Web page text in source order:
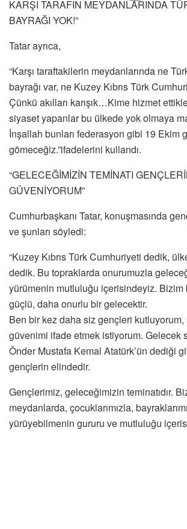
KARŞI TARAFIN MEYDANLARINDA
BAYRAĞI YOK!”
Tatar ayrıca,
“Karşı taraftakilerin meydanlarında ne
bayrağı var, ne Kuzey Kıbrıs Türk
Çünkü akılları karışık…Kime hizmet
siyaset yapanlar bu ülkede yok olmaya
İnşallah bunları federasyon gibi 19 Ekim
gömeceğiz.”ifadelerini kullandı.
“GELECEĞİMİZİN TEMİNATI
GÜVENİYORUM”
Cumhurbaşkanı Tatar, konuşmasında
ve şunları söyledi:
“Kuzey Kıbrıs Türk Cumhuriyeti dedik,
dedik. Bu topraklarda onurumuzla
yürümenin mutluluğu içerisindeyiz.
güçlü, daha onurlu bir gelecektir.
Ben bir kez daha siz gençleri
güvenimi ifade etmek istiyorum. Gelecek
Önder Mustafa Kemal Atatürk’ün dediği
gençlerin elindedir.
Gençlerimiz, geleceğimizin teminatıdır.
meydanlarda, çocuklarımızla,
yürüyebilmenin gururu ve mutluluğu